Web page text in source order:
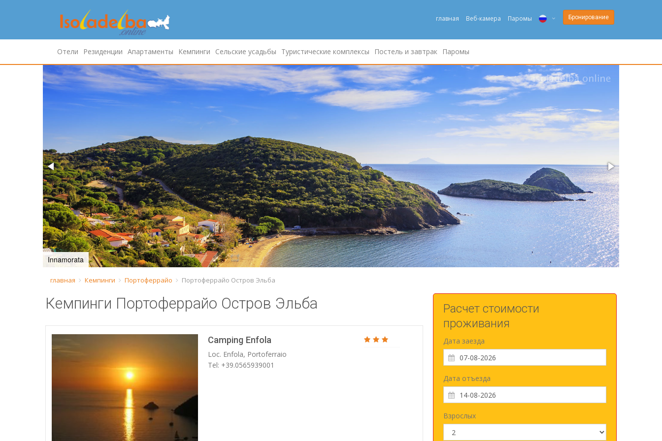
главная Веб-камера Паромы
ENG
DEU
FRA
DAN
ESP
SLO
Бронирование
Отели Резиденции Апартаменты Кемпинги Сельские усадьбы Туристические комплексы Постель и завтрак Паромы
Innamorata
главная Кемпинги Портоферрайо Портоферрайо Остров Эльба
Кемпинги Портоферрайо Остров Эльба
Camping Enfola
Loc. Enfola, Portoferraio
Tel: +39.0565939001
Расчет стоимости
проживания
Дата заезда
Дата отъезда
Взрослых